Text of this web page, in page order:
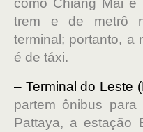
como Chiang Mai e
trem e de metrô
terminal; portanto, a
é de táxi.
– Terminal do Leste
partem ônibus
Pattaya, a estação